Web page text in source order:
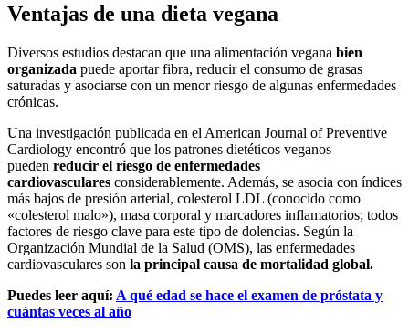
Ventajas de una dieta vegana
Diversos estudios destacan que una alimentación vegana bien
organizada puede aportar fibra, reducir el consumo de grasas
saturadas y asociarse con un menor riesgo de algunas enfermedades
crónicas.
Una investigación publicada en el American Journal of Preventive
Cardiology encontró que los patrones dietéticos veganos
pueden reducir el riesgo de enfermedades
cardiovasculares considerablemente. Además, se asocia con índices
más bajos de presión arterial, colesterol LDL (conocido como
«colesterol malo»), masa corporal y marcadores inflamatorios; todos
factores de riesgo clave para este tipo de dolencias. Según la
Organización Mundial de la Salud (OMS), las enfermedades
cardiovasculares son la principal causa de mortalidad global.
Puedes leer aquí: A qué edad se hace el examen de próstata y
cuántas veces al año